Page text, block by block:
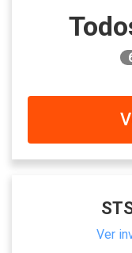
Ver